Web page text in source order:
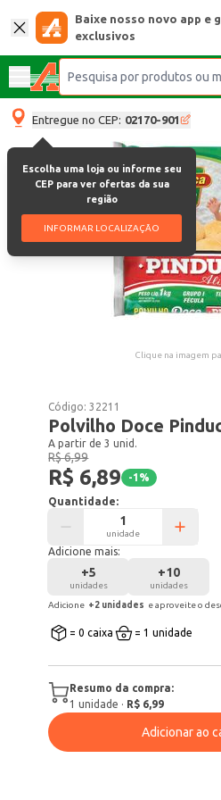
Baixe nosso novo app e
exclusivos
Entregue no CEP: 02170-901
Escolha uma loja ou informe seu
CEP para ver ofertas da sua
região
INFORMAR LOCALIZAÇÃO
Clique na imagem
Código:32211
Polvilho Doce
A partir de 3 unid.
R$ 6,99
R$ 6,89 -1 %
Quantidade:
unidade
Adicione mais:
+5
unidades
+10
unidades
Adicione +2 unidades e aproveite o
= 0 caixa = 1 unidade
Resumo da compra:
1 unidade · R$ 6,99
Adicionar ao